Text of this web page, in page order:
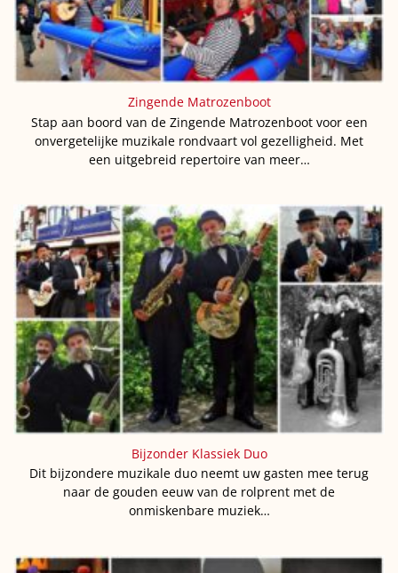
Zingende Matrozenboot
Stap aan boord van de Zingende Matrozenboot voor een
onvergetelijke muzikale rondvaart vol gezelligheid. Met
een uitgebreid repertoire van meer…
Bijzonder Klassiek Duo
Dit bijzondere muzikale duo neemt uw gasten mee terug
naar de gouden eeuw van de rolprent met de
onmiskenbare muziek…